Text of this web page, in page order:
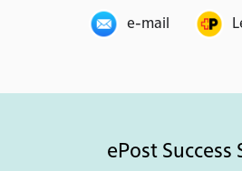
e-mail
ePost Success